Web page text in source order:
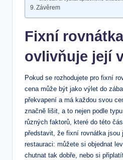
Závěrem
Fixní
ovlivňuje její
Pokud se rozhodujete pro fixní
cena může být jako výlet do
překvapení a má každou svou
značně lišit, a to nejen podle
různých faktorů, které do této
představit, že fixní rovnátka jsou
restauraci: můžete si objednat
chutnat tak dobře, nebo si